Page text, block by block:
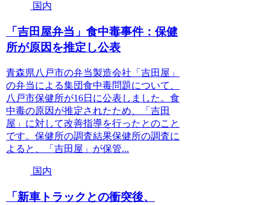
国内
「吉田屋弁当」食中毒事件：保健
所が原因を推定し公表
青森県八戸市の弁当製造会社「吉田屋」
の弁当による集団食中毒問題について、
八戸市保健所が16日に公表しました。食
中毒の原因が推定されたため、「吉田
屋」に対して改善指導を行ったとのこと
です。保健所の調査結果保健所の調査に
よると、「吉田屋」が保管...
国内
「新車トラックとの衝突後、